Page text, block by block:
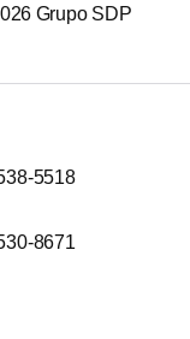
Grupo SDP
5518
8671